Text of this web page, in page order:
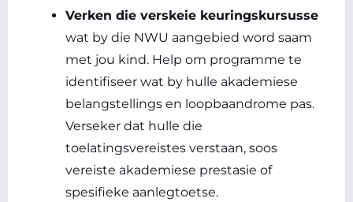
Verken die verskeie keuringskursusse
wat by die NWU aangebied word saam
met jou kind. Help om programme te
identifiseer wat by hulle akademiese
belangstellings en loopbaandrome pas.
Verseker dat hulle die
toelatingsvereistes verstaan, soos
vereiste akademiese prestasie of
spesifieke aanlegtoetse.